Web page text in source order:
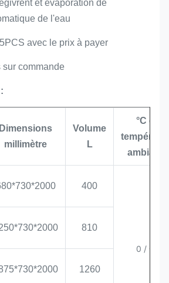
et évaporation de
de l'eau
avec le prix à payer
sur commande
Dimensions
millimètre
Volume
L
°C de
ambiante
400
0 / +6
810
1260